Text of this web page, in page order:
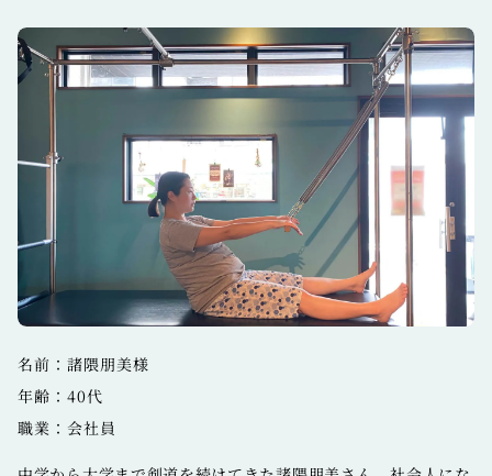
名前：諸隈朋美様
年齢：40代
職業：会社員